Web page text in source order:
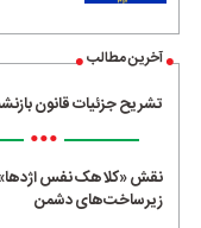
آخرین مطالب
تشریح جزئیات قانون
•••
نقش «کلاهک نفس اژدها»
زیرساخت‌های دشمن